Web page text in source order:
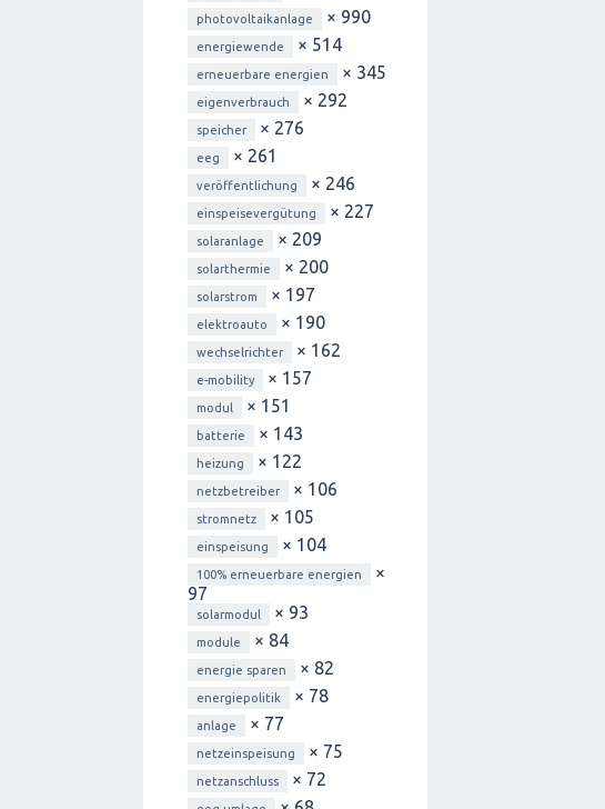
photovoltaikanlage × 990
energiewende × 514
erneuerbare energien × 345
eigenverbrauch × 292
speicher × 276
eeg × 261
veröffentlichung × 246
einspeisevergütung × 227
solaranlage × 209
solarthermie × 200
solarstrom × 197
elektroauto × 190
wechselrichter × 162
e-mobility × 157
modul × 151
batterie × 143
heizung × 122
netzbetreiber × 106
stromnetz × 105
einspeisung × 104
100% erneuerbare energien
×
97
solarmodul × 93
module × 84
energie sparen × 82
energiepolitik × 78
anlage × 77
netzeinspeisung × 75
netzanschluss × 72